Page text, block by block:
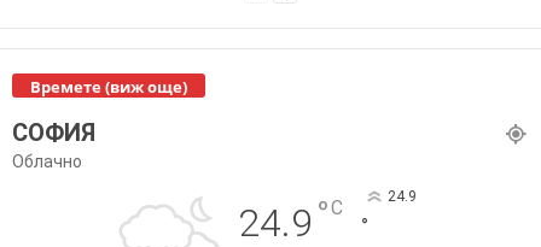
Времете (виж още)
СОФИЯ
Облачно
24.9 °C 24.9
°